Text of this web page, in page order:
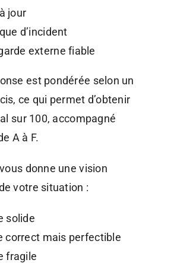
jour
d’incident
externe fiable
est pondérée selon un
ce qui permet d’obtenir
sur 100, accompagné
A à F.
donne une vision
votre situation :
solide
correct mais perfectible
fragile